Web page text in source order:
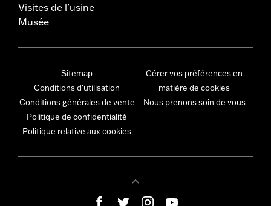
Visites de l’usine
Musée
Sitemap
Conditions d'utilisation
Conditions générales de vente
Politique de confidentialité
Politique relative aux cookies
Gérer vos préférences en
matière de cookies
Nous prenons soin de vous